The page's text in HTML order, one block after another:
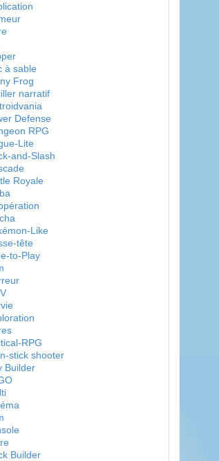
à sable
Frog
narratif
Defense
RPG
Lite
and-Slash
Royale
Like
tête
to-Play
RPG
stick shooter
Builder
Builder